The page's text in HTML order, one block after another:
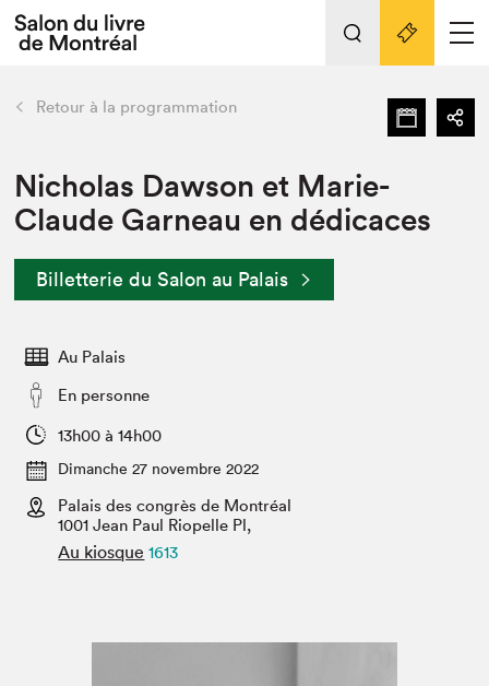
Espace exposant⋅e⋅s
Espace enseignant·e·s
Espace médias
L'événement
Préparer sa visite au Salon
Actualités
retour Nos activités
Préparer sa visite
Salon au Palais
Salon dans la ville et en ligne
Projets partenaires
Liens pratiques
Retour à la programmation
Nicholas Dawson et Marie-
Claude Garneau en dédicaces
Billetterie du Salon au Palais
Au Palais
En personne
13h00 à 14h00
Dimanche 27 novembre 2022
Palais des congrès de Montréal
1001 Jean Paul Riopelle Pl,
Au kiosque 1613